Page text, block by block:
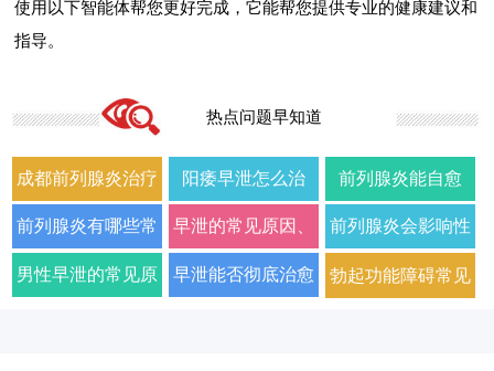
使用以下智能体帮您更好完成，它能帮您提供专业的健康建议和
指导。
热点问题早知道
成都前列腺炎治疗
哪家男科医院好
2026年口碑推荐
阳痿早泄怎么治
疗？2026年男科专
家详解病因与科学
前列腺炎能自愈
吗？2026年科学治
疗方法与日常护理
前列腺炎有哪些常
见症状以及如何科
早泄的常见原因、
症状及改善方法全
前列腺炎会影响性
生活质量和性功能
男性早泄的常见原 早泄能否彻底治愈 勃起功能障碍常见